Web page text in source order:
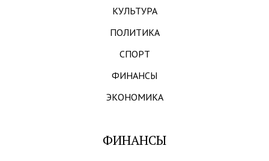
КУЛЬТУРА
ПОЛИТИКА
СПОРТ
ФИНАНСЫ
ЭКОНОМИКА
ФИНАНСЫ